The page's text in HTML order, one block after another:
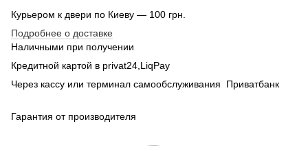
Курьером к двери по Киеву — 100 грн.
Подробнее о доставке
Наличными при получении
Кредитной картой в privat24,LiqPay
Через кассу или терминал самообслуживания Приватбанк
Гарантия от производителя